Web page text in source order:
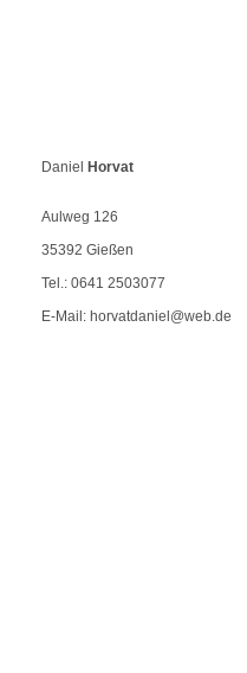
Daniel Horvat
Aulweg 126
35392 Gießen
Tel.: 0641 2503077
E-Mail: horvatdaniel@web.de